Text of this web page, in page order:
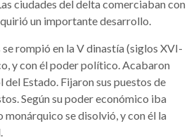
ciudades del delta comerciaban con
un importante desarrollo.
rompió en la V dinastía (siglos XVI-
y con él poder político. Acabaron
Estado. Fijaron sus puestos de
Según su poder económico iba
se disolvió, y con él la